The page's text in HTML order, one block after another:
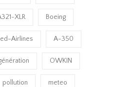
XLR Boeing
Airlines A-350
OWKIN
pollution meteo